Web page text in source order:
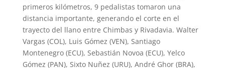
primeros kilómetros, 9 pedalistas tomaron una
distancia importante, generando el corte en el
trayecto del llano entre Chimbas y Rivadavia. Walter
Vargas (COL), Luis Gómez (VEN), Santiago
Montenegro (ECU), Sebastián Novoa (ECU), Yelco
Gómez (PAN), Sixto Nuñez (URU), André Ghor (BRA),